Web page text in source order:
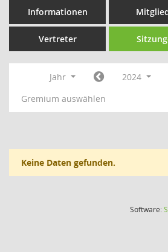
Informationen
Vertreter
Jahr
2024
Gremium auswählen
Keine Daten gefunden.
Software: